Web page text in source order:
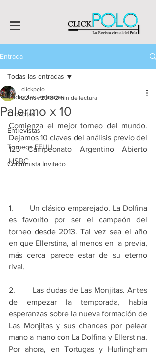
Entrada
Todas las entradas
Clickcitas
Entrevistas
Torneos EEUU
Columnista Invitado
Todas las entradas
Palermo x 10
clickpolo
22 nov 2018 2 min de lectura
Comienza el mejor torneo del mundo.
Dejamos 10 claves del análisis previo del
125 Campeonato Argentino Abierto
HSBC
1.       Un clásico emparejado. La Dolfina
es favorito por ser el campeón del
torneo desde 2013. Tal vez sea el año
en que Ellerstina, al menos en la previa,
más cerca parece estar de su eterno
rival.
2.       Las dudas de Las Monjitas. Antes
de empezar la temporada, había
esperanzas sobre la nueva formación de
Las Monjitas y sus chances por pelear
mano a mano con La Dolfina y Ellerstina.
Por ahora, en Tortugas y Hurlingham